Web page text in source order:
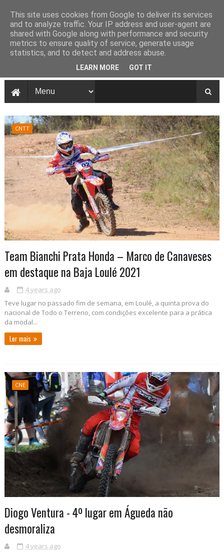
CNTT
Team Bianchi Prata Honda – Marco de Canaveses
em destaque na Baja Loulé 2021
4 years ago
Teve lugar no passado fim de semana, em Loulé, a quinta prova do
nacional de Todo o Terreno, com condições excelente para a prática
da modal...
Ler mais
CNE
Diogo Ventura - 4º lugar em Águeda não
desmoraliza
4 years ago
This site uses cookies from Google to deliver its services
and to analyze traffic. Your IP address and user-agent are
shared with Google along with performance and security
metrics to ensure quality of service, generate usage
statistics, and to detect and address abuse.
LEARN MORE GOT IT